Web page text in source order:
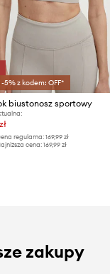
5% z kodem: OFF*
biustonosz sportowy
regularna: 169,99 zł
cena: 169,99 zł
zakupy